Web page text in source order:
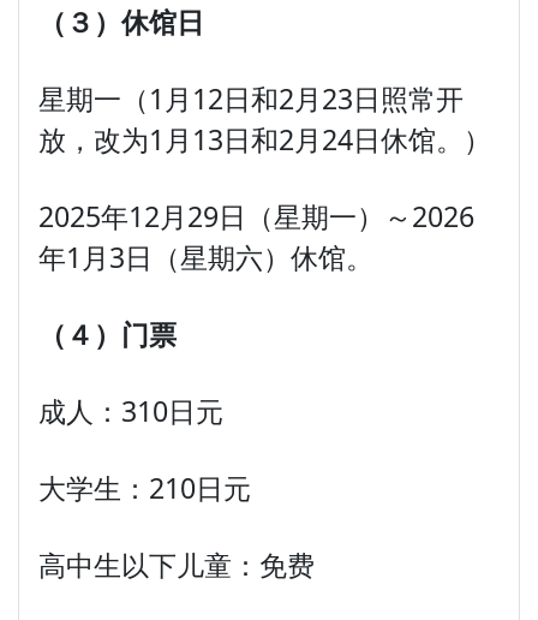
（３）休馆日
星期一（1月12日和2月23日照常开
放，改为1月13日和2月24日休馆。）
2025年12月29日（星期一）～2026
年1月3日（星期六）休馆。
（４） 门票
成人：310日元
大学生：210日元
高中生以下儿童：免费